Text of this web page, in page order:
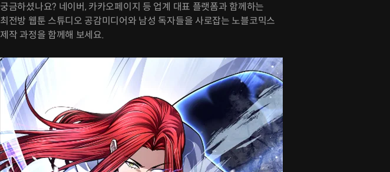
궁금하셨나요? 네이버, 카카오페이지 등 업계 대표 플랫폼과 함께하는
최전방 웹툰 스튜디오 공감미디어와 남성 독자들을 사로잡는 노블코믹스
제작 과정을 함께해 보세요.